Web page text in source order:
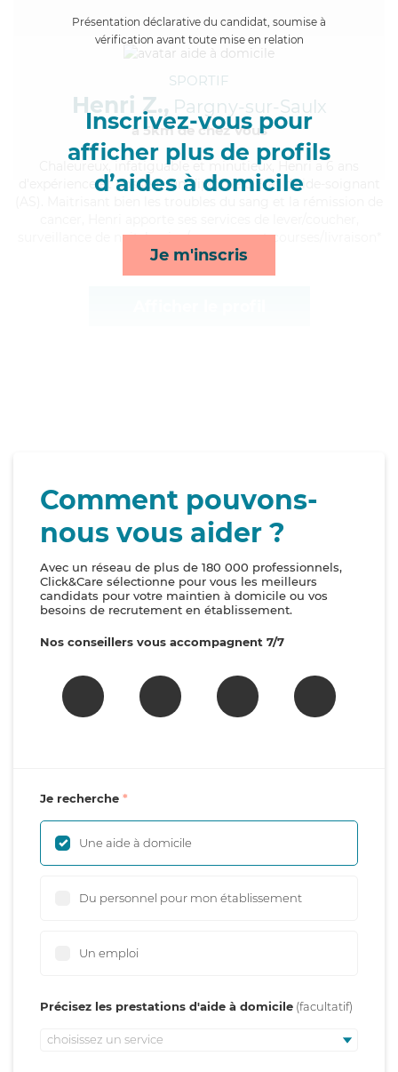
Présentation déclarative du candidat, soumise à
vérification avant toute mise en relation
Inscrivez-vous pour
afficher plus de profils
d’aides à domicile
Je m'inscris
SPORTIF
Henri Z., Pargny-sur-Saulx
à 5km de chez Vous
, infatiguable et minutieux, Henri a 6 ans
d'expérience et possède un diplôme d'Etat d'aide-soignant
surveillance de nuit, lessive/repassage et courses/livraison*
Comment pouvons-
nous vous aider ?
Avec un réseau de plus de 180 000 professionnels,
Click&Care sélectionne pour vous les meilleurs
candidats pour votre maintien à domicile ou vos
besoins de recrutement en établissement.
Nos conseillers vous accompagnent 7/7
Je recherche
Une aide à domicile
Du personnel pour mon établissement
Un emploi
Précisez les prestations d'aide à domicile
choisissez un service